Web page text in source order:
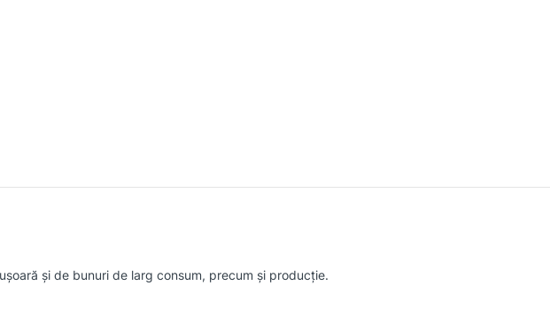
și de bunuri de larg consum, precum și producție.